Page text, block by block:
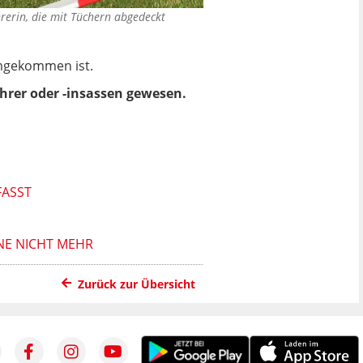
die mit Tüchern abgedeckt
ist.
oder -insassen gewesen.
NICHT MEHR
Zurück zur Übersicht